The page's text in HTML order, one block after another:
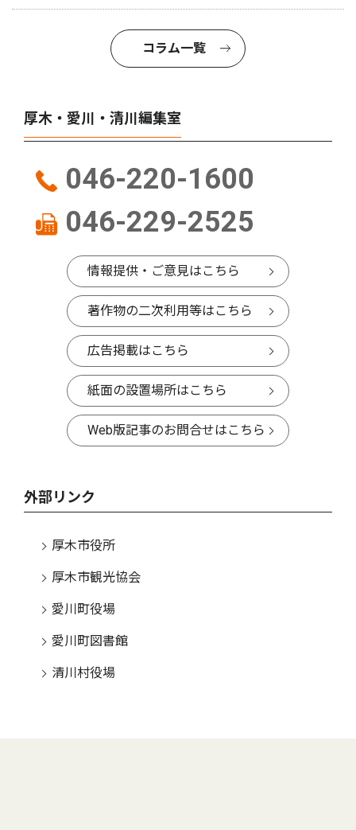
コラム一覧
厚木・愛川・清川編集室
046-220-1600
046-229-2525
情報提供・ご意見はこちら
著作物の二次利用等はこちら
広告掲載はこちら
紙面の設置場所はこちら
Web版記事のお問合せはこちら
外部リンク
厚木市役所
厚木市観光協会
愛川町役場
愛川町図書館
清川村役場